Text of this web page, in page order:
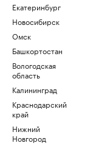
Екатеринбург
Новосибирск
Омск
Башкортостан
Вологодская
область
Калининград
Краснодарский
край
Нижний
Новгород